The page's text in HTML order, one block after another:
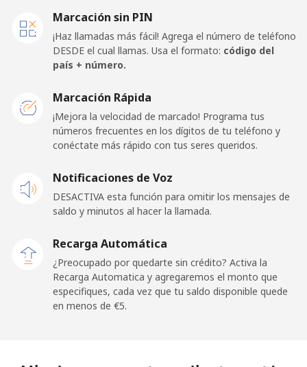
Línea fija
⁦3.9¢⁩
Togo
Línea fija ⁦38.5¢⁩ 25 min por ⁦€10⁩ -
Tokelau
country
⁦196.9¢⁩
Tonga
Marcación sin PIN
¡Haz llamadas más fácil! Agrega el número de teléfono
DESDE el cual llamas. Usa el formato: código del
país + número.
Marcación Rápida
¡Mejora la velocidad de marcado! Programa tus
números frecuentes en los dígitos de tu teléfono y
conéctate más rápido con tus seres queridos.
Notificaciones de Voz
DESACTIVA esta función para omitir los mensajes de
saldo y minutos al hacer la llamada.
Recarga Automática
¿Preocupado por quedarte sin crédito? Activa la
Recarga Automatica y agregaremos el monto que
especifiques, cada vez que tu saldo disponible quede
en menos de ⁦€5⁩.